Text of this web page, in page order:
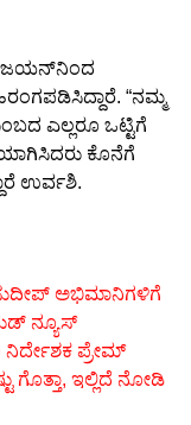
ಜಯನ್‌ನಿಂದ
“ನಮ್ಮ
ಎಲ್ಲರೂ ಒಟ್ಟಿಗೆ
ಕೊನೆಗೆ
ಉರ್ವಶಿ.
ಅಭಿಮಾನಿಗಳಿಗೆ
ನ್ಯೂಸ್
ನಿರ್ದೇಶಕ ಪ್ರೇಮ್
ಗೊತ್ತಾ, ಇಲ್ಲಿದೆ ನೋಡಿ